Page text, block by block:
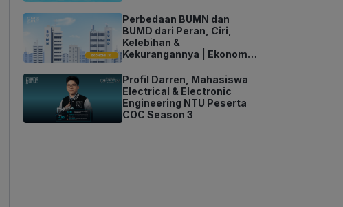
Perbedaan BUMN dan
BUMD dari Peran, Ciri,
Kelebihan &
Kekurangannya | Ekonomi
Profil Darren, Mahasiswa
Electrical & Electronic
Engineering NTU Peserta
COC Season 3